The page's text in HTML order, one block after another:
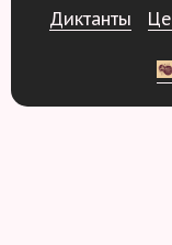
Диктанты Це